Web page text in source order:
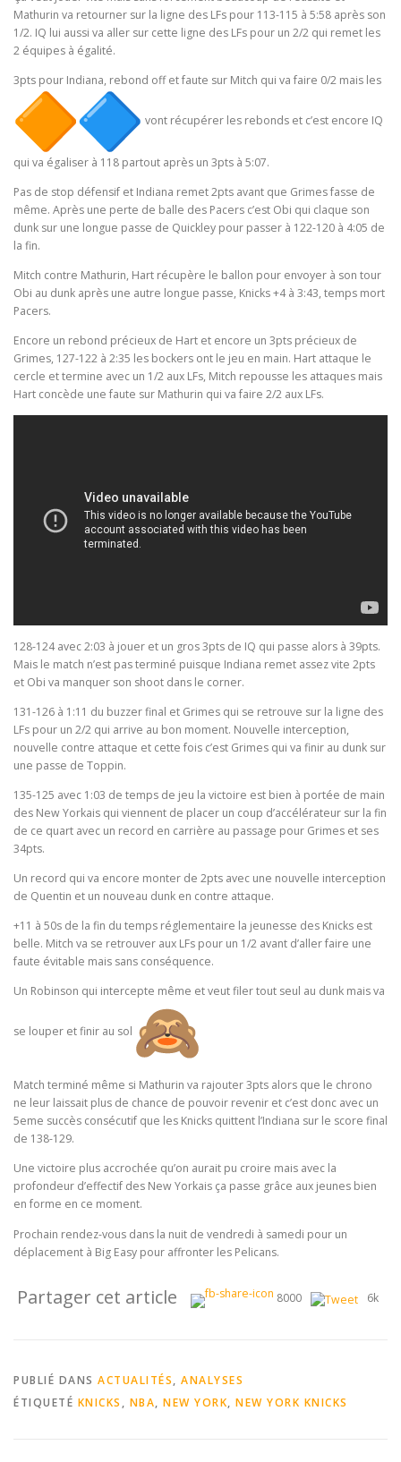
Mathurin va retourner sur la ligne des LFs pour 113-115 à 5:58 après son
1/2. IQ lui aussi va aller sur cette ligne des LFs pour un 2/2 qui remet les
2 équipes à égalité.
3pts pour Indiana, rebond off et faute sur Mitch qui va faire 0/2 mais les
vont récupérer les rebonds et c’est encore IQ
qui va égaliser à 118 partout après un 3pts à 5:07.
Pas de stop défensif et Indiana remet 2pts avant que Grimes fasse de
même. Après une perte de balle des Pacers c’est Obi qui claque son
dunk sur une longue passe de Quickley pour passer à 122-120 à 4:05 de
la fin.
Mitch contre Mathurin, Hart récupère le ballon pour envoyer à son tour
Obi au dunk après une autre longue passe, Knicks +4 à 3:43, temps mort
Pacers.
Encore un rebond précieux de Hart et encore un 3pts précieux de
Grimes, 127-122 à 2:35 les bockers ont le jeu en main. Hart attaque le
cercle et termine avec un 1/2 aux LFs, Mitch repousse les attaques mais
Hart concède une faute sur Mathurin qui va faire 2/2 aux LFs.
128-124 avec 2:03 à jouer et un gros 3pts de IQ qui passe alors à 39pts.
Mais le match n’est pas terminé puisque Indiana remet assez vite 2pts
et Obi va manquer son shoot dans le corner.
131-126 à 1:11 du buzzer final et Grimes qui se retrouve sur la ligne des
LFs pour un 2/2 qui arrive au bon moment. Nouvelle interception,
nouvelle contre attaque et cette fois c’est Grimes qui va finir au dunk sur
une passe de Toppin.
135-125 avec 1:03 de temps de jeu la victoire est bien à portée de main
des New Yorkais qui viennent de placer un coup d’accélérateur sur la fin
de ce quart avec un record en carrière au passage pour Grimes et ses
34pts.
Un record qui va encore monter de 2pts avec une nouvelle interception
de Quentin et un nouveau dunk en contre attaque.
+11 à 50s de la fin du temps réglementaire la jeunesse des Knicks est
belle. Mitch va se retrouver aux LFs pour un 1/2 avant d’aller faire une
faute évitable mais sans conséquence.
Un Robinson qui intercepte même et veut filer tout seul au dunk mais va
se louper et finir au sol
Match terminé même si Mathurin va rajouter 3pts alors que le chrono
ne leur laissait plus de chance de pouvoir revenir et c’est donc avec un
5eme succès consécutif que les Knicks quittent l’Indiana sur le score final
de 138-129.
Une victoire plus accrochée qu’on aurait pu croire mais avec la
profondeur d’effectif des New Yorkais ça passe grâce aux jeunes bien
en forme en ce moment.
Prochain rendez-vous dans la nuit de vendredi à samedi pour un
déplacement à Big Easy pour affronter les Pelicans.
Partager cet article 8000 6k
PUBLIÉ DANS ACTUALITÉS, ANALYSES
ÉTIQUETÉ KNICKS , NBA, NEW YORK, NEW YORK KNICKS